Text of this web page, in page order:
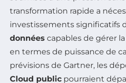
transformation rapide a
investissements significatifs
données capables de gérer
en termes de puissance de
prévisions de Gartner, les
Cloud public pourraient